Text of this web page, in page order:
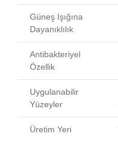
Güneş Işığına
Dayanıklılık
Antibakteriyel
Özellik
Uygulanabilir
Yüzeyler
Üretim Yeri